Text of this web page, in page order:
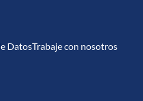
DatosTrabaje con nosotros